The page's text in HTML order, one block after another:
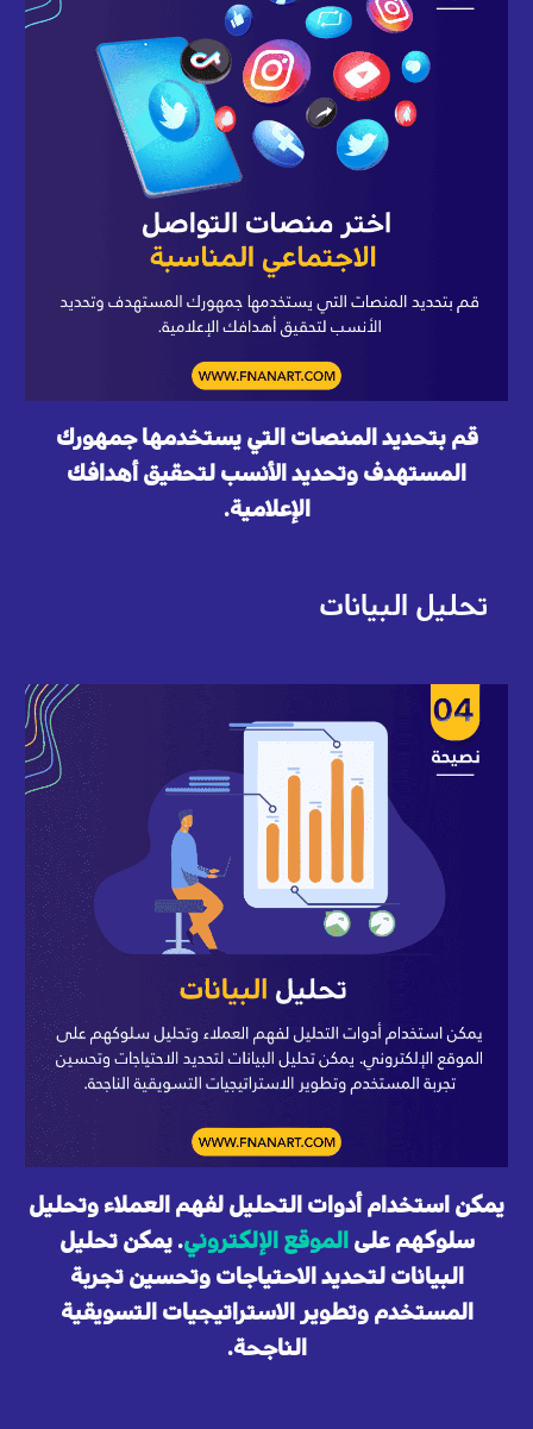
قم بتحديد المنصات التي يستخدمها جمهورك
المستهدف وتحديد الأنسب لتحقيق أهدافك
الإعلامية.
تحليل البيانات
يمكن استخدام أدوات التحليل لفهم العملاء وتحليل
سلوكهم على الموقع الإلكتروني. يمكن تحليل
البيانات لتحديد الاحتياجات وتحسين تجربة
المستخدم وتطوير الاستراتيجيات التسويقية
الناجحة.